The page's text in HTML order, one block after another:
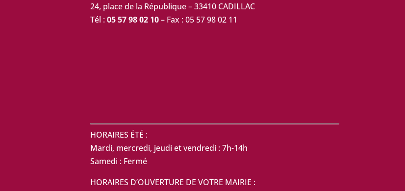
24, place de la République – 33410 CADILLAC
Tél :05 57 98 02 10– Fax : 05 57 98 02 11
HORAIRES ÉTÉ :
Mardi, mercredi, jeudi et vendredi : 7h-14h
Samedi : Fermé
HORAIRES D’OUVERTURE DE VOTRE MAIRIE :